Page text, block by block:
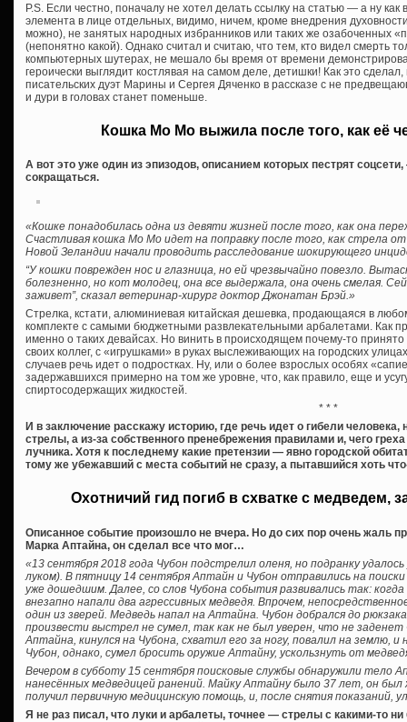
P.S. Если честно, поначалу не хотел делать ссылку на статью — а ну как
элемента в лице отдельных, видимо, ничем, кроме внедрения
можно), не занятых народных избранников или таких же озабоченных
(непонятно какой). Однако считал и считаю, что тем, кто видел смерть
компьютерных шутерах, не мешало бы время от времени
героически выглядит костлявая на самом деле, детишки! Как это
писательских дуэт Марины и Сергея Дяченко в рассказе с не
и дури в головах станет поменьше.
Кошка Мо Мо выжила после того, как её
А вот это уже один из эпизодов, описанием которых пестрят
сокращаться.
«Кошке понадобилась одна из девяти жизней после того, как она
Счастливая кошка Мо Мо идет на поправку после того, как стрела
Новой Зеландии начали проводить расследование шокирующего
“У кошки поврежден нос и глазница, но ей чрезвычайно повезло.
болезненно, но кот молодец, она все выдержала, она очень смелая.
заживет”, сказал ветеринар-хирург доктор Джонатан Брэй.»
Стрелка, кстати, алюминиевая китайская дешевка, продающаяся в
комплекте с самыми бюджетными развлекательными арбалетами. Как
именно о таких девайсах. Но винить в происходящем почему-то принято
своих коллег, с «игрушками» в руках выслеживающих на городских
случаев речь идет о подростках. Ну, или о более взрослых особях
задержавшихся примерно на том же уровне, что, как правило, еще и
спиртосодержащих жидкостей.
* * *
И в заключение расскажу историю, где речь идет о гибели
стрелы, а из-за собственного пренебрежения правилами и, чего
лучника. Хотя к последнему какие претензии — явно городской
тому же убежавший с места событий не сразу, а пытавшийся хоть
Охотничий гид погиб в схватке с медведем,
Описанное событие произошло не вчера. Но до сих пор очень жаль
Марка Аптайна, он сделал все что мог…
«13 сентября 2018 года Чубон подстрелил оленя, но подранку
луком). В пятницу 14 сентября Аптайн и Чубон отправились на
уже дошедшим. Далее, со слов Чубона события развивались так:
внезапно напали два агрессивных медведя. Впрочем,
один из зверей. Медведь напал на Аптайна. Чубон добрался до
произвести выстрел не сумел, так как не был уверен, что не заденет
Аптайна, кинулся на Чубона, схватил его за ногу, повалил на землю, и
Чубон, однако, сумел бросить оружие Аптайну, ускользнуть от
Вечером в субботу 15 сентября поисковые службы обнаружили тело
нанесённых медведицей ранений. Майку Аптайну было 37 лет, он
получил первичную медицинскую помощь, и, после снятия показаний,
Я не раз писал, что луки и арбалеты, точнее — стрелы с какими-то